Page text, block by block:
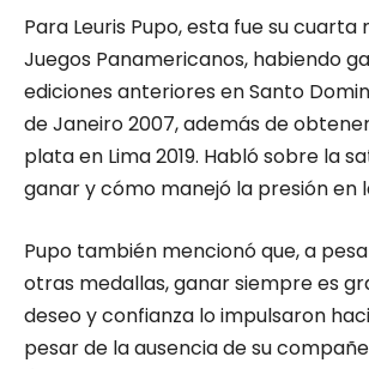
Para Leuris Pupo, esta fue su cuarta
Juegos Panamericanos, habiendo
ediciones anteriores en Santo
de Janeiro 2007, además de
plata en Lima 2019. Habló sobre la
ganar y cómo manejó la presión en
Pupo también mencionó que, a
otras medallas, ganar siempre es
deseo y confianza lo impulsaron
pesar de la ausencia de su